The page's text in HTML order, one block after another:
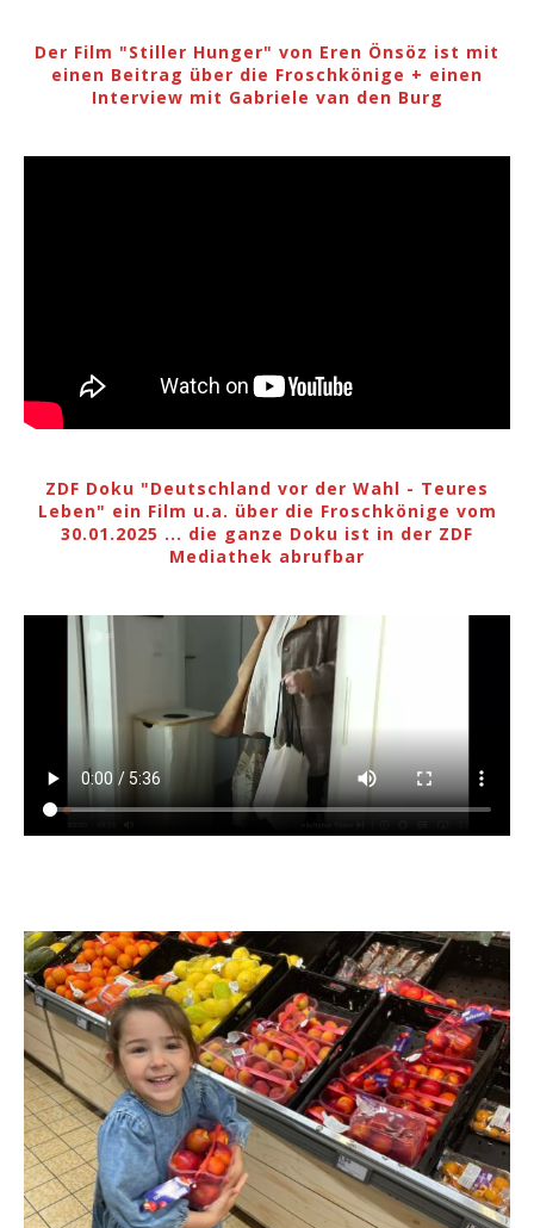
Der Film "Stiller Hunger" von Eren Önsöz ist mit
einen Beitrag über die Froschkönige + einen
Interview mit Gabriele van den Burg
ZDF Doku "Deutschland vor der Wahl - Teures
Leben" ein Film u.a. über die Froschkönige vom
30.01.2025 ... die ganze Doku ist in der ZDF
Mediathek abrufbar